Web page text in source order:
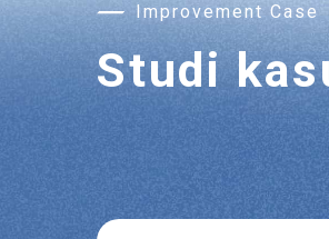
Improvement Case
Studi